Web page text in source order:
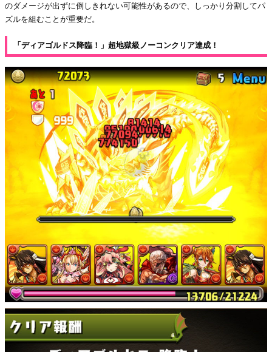
のダメージが出ずに倒しきれない可能性があるので、しっかり分割してパ
ズルを組むことが重要だ。
「ディアゴルドス降臨！」超地獄級ノーコンクリア達成！